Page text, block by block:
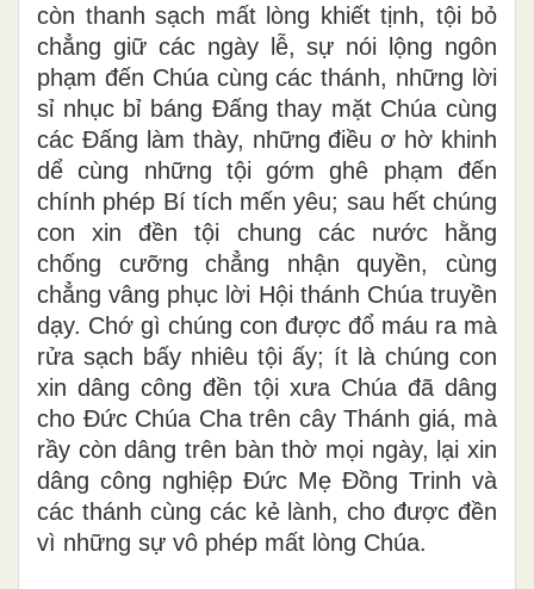
còn thanh sạch mất lòng khiết tịnh, tội bỏ
chẳng giữ các ngày lễ, sự nói lộng ngôn
phạm đến Chúa cùng các thánh, những lời
sỉ nhục bỉ báng Đấng thay mặt Chúa cùng
các Đấng làm thày, những điều ơ hờ khinh
dể cùng những tội gớm ghê phạm đến
chính phép Bí tích mến yêu; sau hết chúng
con xin đền tội chung các nước hằng
chống cưỡng chẳng nhận quyền, cùng
chẳng vâng phục lời Hội thánh Chúa truyền
dạy. Chớ gì chúng con được đổ máu ra mà
rửa sạch bấy nhiêu tội ấy; ít là chúng con
xin dâng công đền tội xưa Chúa đã dâng
cho Đức Chúa Cha trên cây Thánh giá, mà
rầy còn dâng trên bàn thờ mọi ngày, lại xin
dâng công nghiệp Đức Mẹ Đồng Trinh và
các thánh cùng các kẻ lành, cho được đền
vì những sự vô phép mất lòng Chúa.